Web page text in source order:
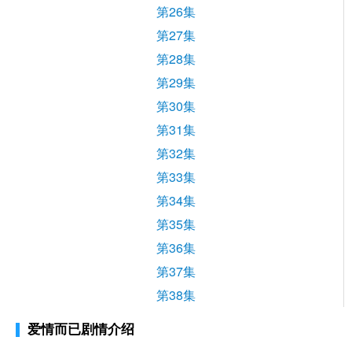
第26集
第27集
第28集
第29集
第30集
第31集
第32集
第33集
第34集
第35集
第36集
第37集
第38集
爱情而已剧情介绍